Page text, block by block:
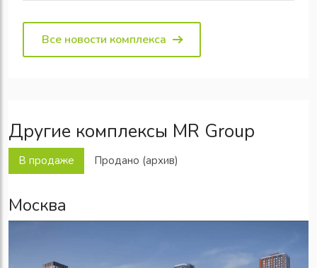
Все новости комплекса
Другие комплексы MR Group
В продаже Продано (архив)
Москва